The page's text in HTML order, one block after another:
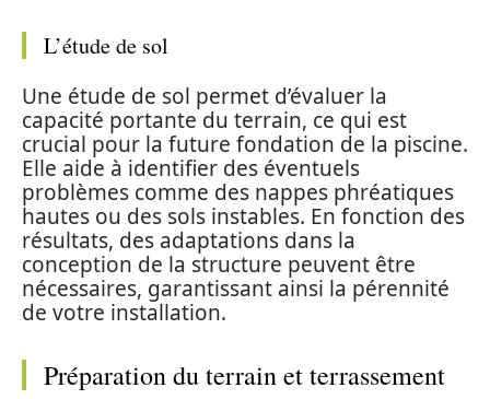
L’étude de sol
Une étude de sol permet d’évaluer la
capacité portante du terrain, ce qui est
crucial pour la future fondation de la piscine.
Elle aide à identifier des éventuels
problèmes comme des nappes phréatiques
hautes ou des sols instables. En fonction des
résultats, des adaptations dans la
conception de la structure peuvent être
nécessaires, garantissant ainsi la pérennité
de votre installation.
Préparation du terrain et terrassement